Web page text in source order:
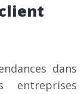
dans
entreprises